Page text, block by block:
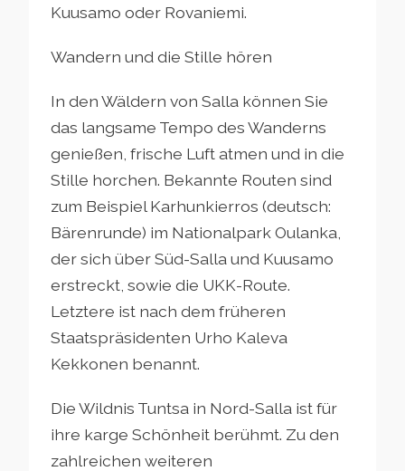
Kuusamo oder Rovaniemi.
Wandern und die Stille hören
In den Wäldern von Salla können Sie
das langsame Tempo des Wanderns
genießen, frische Luft atmen und in die
Stille horchen. Bekannte Routen sind
zum Beispiel Karhunkierros (deutsch:
Bärenrunde) im Nationalpark Oulanka,
der sich über Süd-Salla und Kuusamo
erstreckt, sowie die UKK-Route.
Letztere ist nach dem früheren
Staatspräsidenten Urho Kaleva
Kekkonen benannt.
Die Wildnis Tuntsa in Nord-Salla ist für
ihre karge Schönheit berühmt. Zu den
zahlreichen weiteren